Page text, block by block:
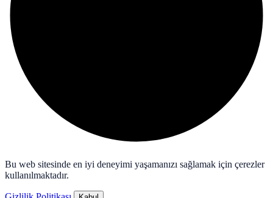
Bu web sitesinde en iyi deneyimi yaşamanızı sağlamak için çerezler
kullanılmaktadır.